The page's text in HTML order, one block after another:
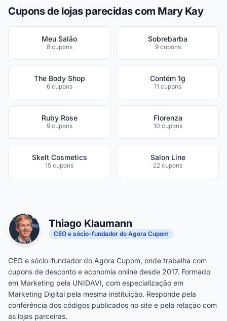
Cupons de lojas parecidas com Mary Kay
Meu Salão
8 cupons
Sobrebarba
9 cupons
The Body Shop
6 cupons
Contém 1g
11 cupons
Ruby Rose
9 cupons
Florenza
10 cupons
Skelt Cosmetics
15 cupons
Salon Line
22 cupons
Thiago Klaumann
CEO e sócio-fundador do Agora Cupom
CEO e sócio-fundador do Agora Cupom, onde trabalha com
cupons de desconto e economia online desde 2017. Formado
em Marketing pela UNIDAVI, com especialização em
Marketing Digital pela mesma instituição. Responde pela
conferência dos códigos publicados no site e pela relação com
as lojas parceiras.